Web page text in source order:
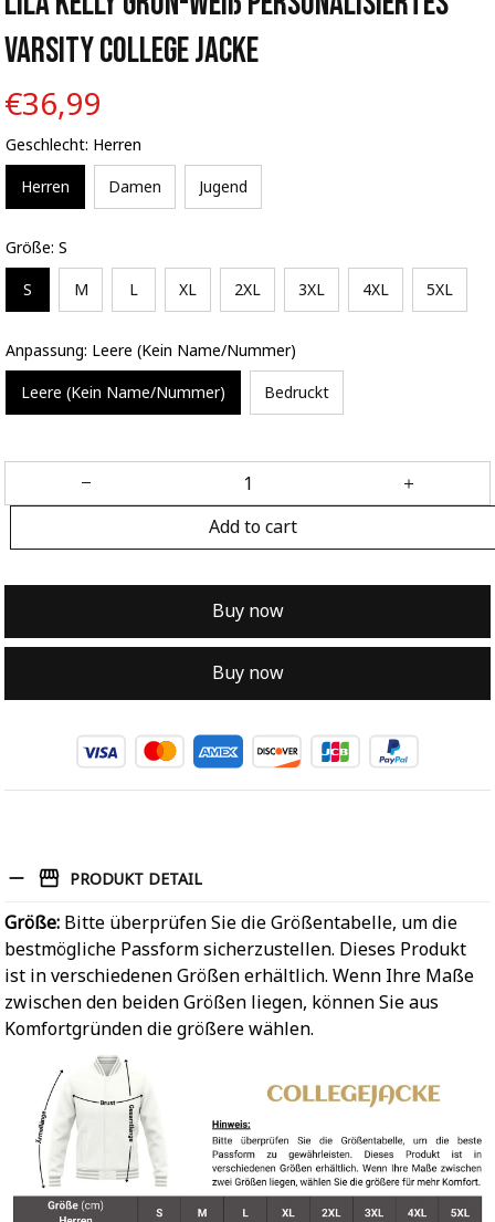
Varsity College Jacke
€36,99
Geschlecht: Herren
Herren Damen Jugend
Größe: S
S M L XL 2XL 3XL 4XL 5XL
Anpassung: Leere (Kein Name/Nummer)
Leere (Kein Name/Nummer) Bedruckt
Add to cart
Buy now
Buy now
PRODUKT DETAIL
Größe: Bitte überprüfen Sie die Größentabelle, um die
bestmögliche Passform sicherzustellen. Dieses Produkt
ist in verschiedenen Größen erhältlich. Wenn Ihre Maße
zwischen den beiden Größen liegen, können Sie aus
Komfortgründen die größere wählen.